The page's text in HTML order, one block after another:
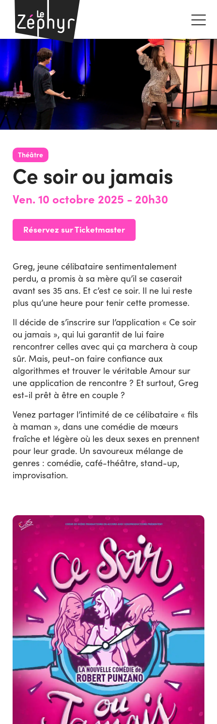
Théâtre
Ce soir ou jamais
Ven. 10 octobre 2025 - 20h30
Réservez sur Ticketmaster
Greg, jeune célibataire sentimentalement
perdu, a promis à sa mère qu’il se caserait
avant ses 35 ans. Et c’est ce soir. Il ne lui reste
plus qu’une heure pour tenir cette promesse.
Il décide de s’inscrire sur l’application « Ce soir
ou jamais », qui lui garantit de lui faire
rencontrer celles avec qui ça marchera à coup
sûr. Mais, peut-on faire confiance aux
algorithmes et trouver le véritable Amour sur
une application de rencontre ? Et surtout, Greg
est-il prêt à être en couple ?
Venez partager l’intimité de ce célibataire « fils
à maman », dans une comédie de mœurs
fraîche et légère où les deux sexes en prennent
pour leur grade. Un savoureux mélange de
genres : comédie, café-théâtre, stand-up,
improvisation.